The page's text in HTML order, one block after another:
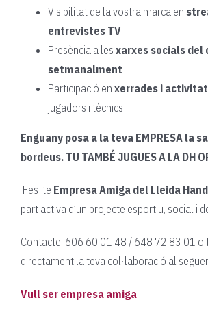
Visibilitat de la vostra marca en
entrevistes TV
Presència a les xarxes socials del
setmanalment
Participació en xerrades i
jugadors i tècnics
Enguany posa a la teva EMPRESA la
bordeus. TU TAMBÉ JUGUES A LA DH
Fes-te Empresa Amiga del Lleida
part activa d’un projecte esportiu, social i
Contacte: 606 60 01 48 / 648 72 83 01 o
directament la teva col·laboració al
Vull ser empresa amiga